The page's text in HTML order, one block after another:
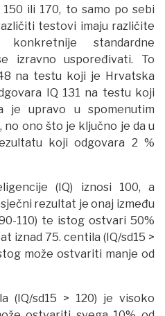
ili 170, to samo po sebi
testovi imaju različite
standardne
izravno uspoređivati. To
na testu koji je Hrvatska
IQ 131 na testu koji
je upravo u spomenutim
ono što je ključno je da u
koji odgovara 2 %
(IQ) iznosi 100, a
rezultat je onaj između
110) te istog ostvari 50%
iznad 75. centila (IQ/sd15 >
može ostvariti manje od
(IQ/sd15 > 120) je visoko